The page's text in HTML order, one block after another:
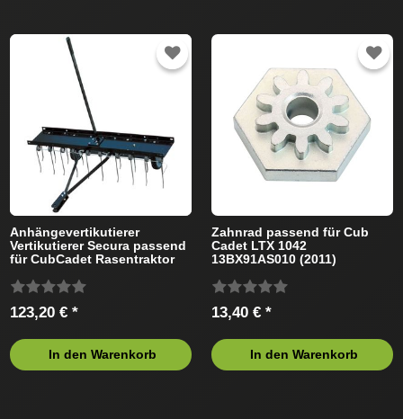
Anhängevertikutierer
Vertikutierer Secura passend
für CubCadet Rasentraktor
123,20 € *
In den Warenkorb
Zahnrad passend für Cub
Cadet LTX 1042
13BX91AS010 (2011)
13,40 € *
In den Warenkorb